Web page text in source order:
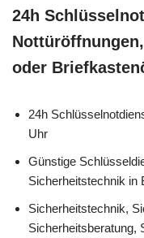
24h
oder
24h
Uhr
Günstige
Sicherheitstechnik in
Sicherheitstechnik,
Sicherheitsberatung,